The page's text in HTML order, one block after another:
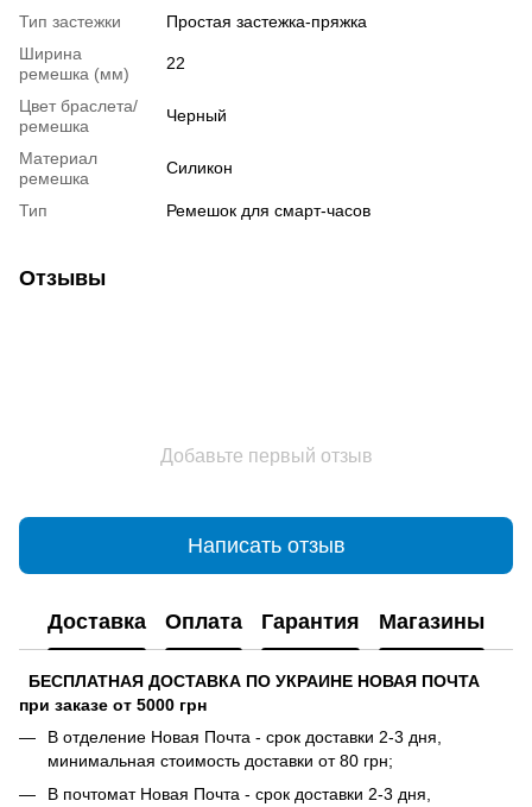
Тип застежки
Простая застежка-пряжка
Ширина
ремешка (мм)
22
Цвет браслета/
ремешка
Черный
Материал
ремешка
Силикон
Тип Ремешок для смарт-часов
Отзывы
Добавьте первый отзыв
Написать отзыв
Доставка Оплата Гарантия Магазины
БЕСПЛАТНАЯ ДОСТАВКА ПО УКРАИНЕ НОВАЯ ПОЧТА
при заказе от 5000 грн
В отделение Новая Почта - срок доставки 2-3 дня,
минимальная стоимость доставки от 80 грн;
В почтомат Новая Почта - срок доставки 2-3 дня,